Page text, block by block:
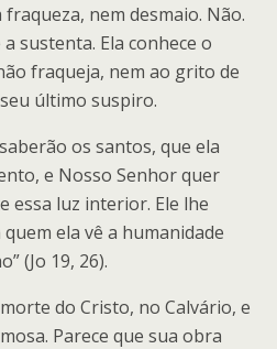
nem desmaio. Não.
sustenta. Ela conhece o
fraqueja, nem ao grito de
último suspiro.
os santos, que ela
e Nosso Senhor quer
essa luz interior. Ele lhe
ela vê a humanidade
(Jo 19, 26).
do Cristo, no Calvário, e
Parece que sua obra